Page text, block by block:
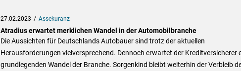
27.02.2023 Assekuranz
Atradius erwartet merklichen Wandel in der Automobilbranche
Die Aussichten für Deutschlands Autobauer sind trotz der aktuellen
Herausforderungen vielversprechend. Dennoch erwartet der Kreditversicherer
grundlegenden Wandel der Branche. Sorgenkind bleibt weiterhin der Verbleib